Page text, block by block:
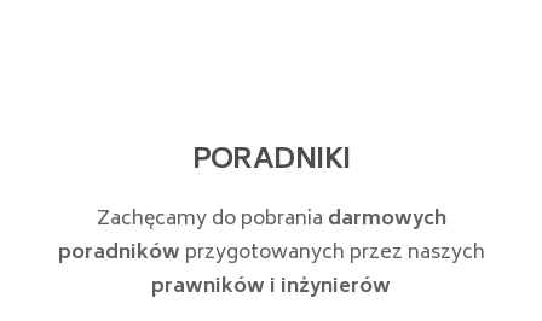
PORADNIKI
Zachęcamy do pobrania darmowych
poradników przygotowanych przez naszych
prawników i inżynierów